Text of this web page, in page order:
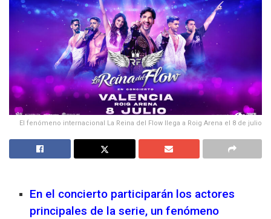
El fenómeno internacional La Reina del Flow llega a Roig Arena el 8 de julio
En el concierto participarán los actores
principales de la serie, un fenómeno